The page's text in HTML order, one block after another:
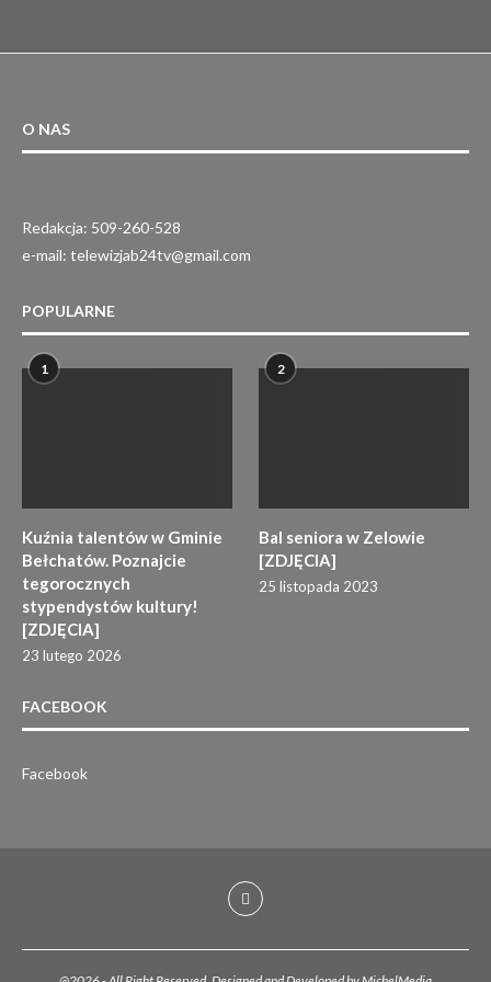
O NAS
Redakcja: 509-260-528
e-mail: telewizjab24tv@gmail.com
POPULARNE
1
Kuźnia talentów w Gminie
Bełchatów. Poznajcie
tegorocznych
stypendystów kultury!
[ZDJĘCIA]
23 lutego 2026
2
Bal seniora w Zelowie
[ZDJĘCIA]
25 listopada 2023
FACEBOOK
Facebook